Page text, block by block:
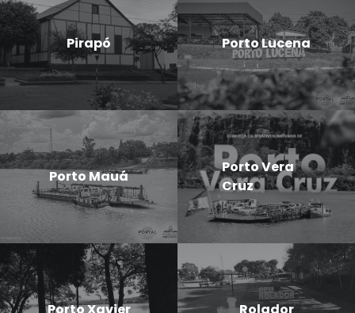
Pirapó Porto Lucena
Porto Mauá
Porto Vera
Cruz
Porto Xavier Rolador